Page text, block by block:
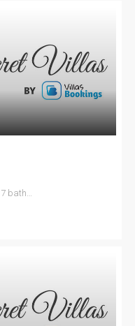
Villa can be rented with 8 bedrooms & 7 bathrooms accommodating 16 guests